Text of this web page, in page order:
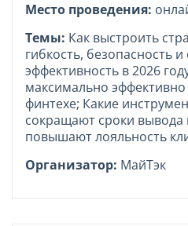
Место проведения:
Темы: Как выстроить
гибкость, безопасность
эффективность в 2026
максимально
финтехе; Какие
сокращают сроки вывода
повышают лояльность
Организатор: МайТэк